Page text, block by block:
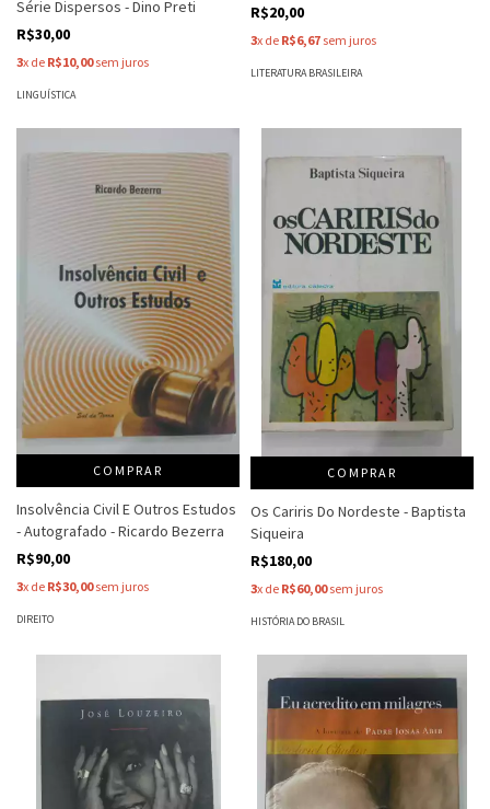
Série Dispersos - Dino Preti
R$30,00
3x de R$10,00sem juros
LINGUÍSTICA
R$20,00
3x de R$6,67 sem juros
LITERATURA BRASILEIRA
COMPRAR
Insolvência Civil E Outros Estudos
- Autografado - Ricardo Bezerra
R$90,00
3x de R$30,00sem juros
DIREITO
COMPRAR
Os Cariris Do Nordeste - Baptista
Siqueira
R$180,00
3x de R$60,00sem juros
HISTÓRIA DO BRASIL